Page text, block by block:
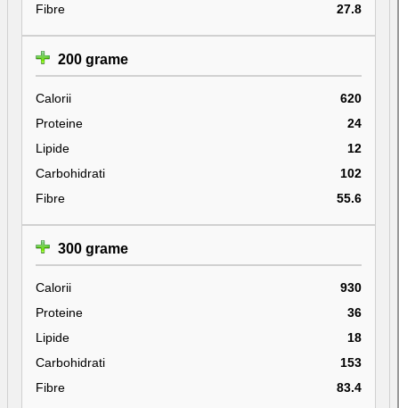
Fibre
27.8
200 grame
Calorii
620
Proteine
24
Lipide
12
Carbohidrati
102
Fibre
55.6
300 grame
Calorii
930
Proteine
36
Lipide
18
Carbohidrati
153
Fibre
83.4